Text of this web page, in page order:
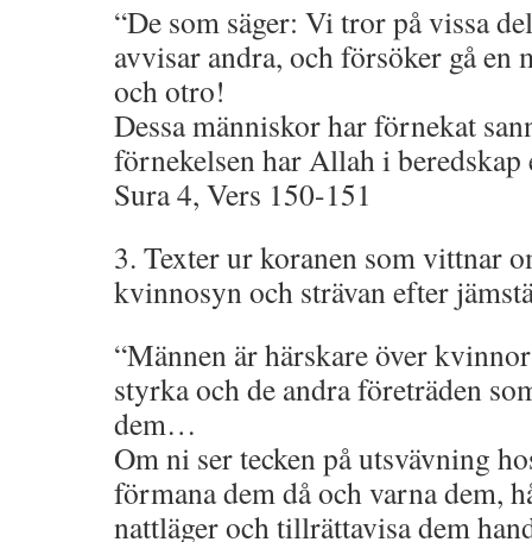
“De som säger: Vi tror på vissa
avvisar andra, och försöker gå en
och otro!
Dessa människor har förnekat
förnekelsen har Allah i
Sura 4, Vers 150-151
3. Texter ur koranen som vittnar
kvinnosyn och strävan efter
“Männen är härskare över
styrka och de andra företräden
dem…
Om ni ser tecken på utsvävning
förmana dem då och varna dem,
nattläger och tillrättavisa dem